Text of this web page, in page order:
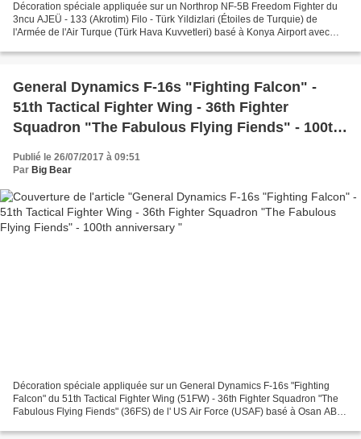
Décoration spéciale appliquée sur un Northrop NF-5B Freedom Fighter du
3ncu AJEÜ - 133 (Akrotim) Filo - Türk Yildizlari (Étoiles de Turquie) de
l'Armée de l'Air Turque (Türk Hava Kuvvetleri) basé à Konya Airport avec
General Dynamics F-16s "Fighting Falcon" -
51th Tactical Fighter Wing - 36th Fighter
Squadron "The Fabulous Flying Fiends" - 100th
anniversary
Publié le 26/07/2017 à 09:51
Par Big Bear
Décoration spéciale appliquée sur un General Dynamics F-16s "Fighting
Falcon" du 51th Tactical Fighter Wing (51FW) - 36th Fighter Squadron "The
Fabulous Flying Fiends" (36FS) de l' US Air Force (USAF) basé à Osan AB